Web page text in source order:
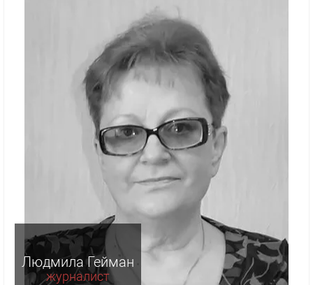
Людмила Гейман
журналист